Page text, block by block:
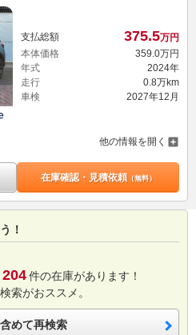
支払総額 375.5万円
本体価格
359. 0万円
年式
2024年
走行
0.8万km
車検
2027年12月
他の情報を開く
在庫確認・見積依頼（無料）
！
204件の在庫があります！
索がおススメ。
めて再検索